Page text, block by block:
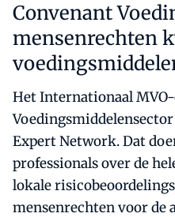
Convenant
mensenrechten
Het Internationaal
Expert Network. Dat
professionals over de
lokale
mensenrechten voor de